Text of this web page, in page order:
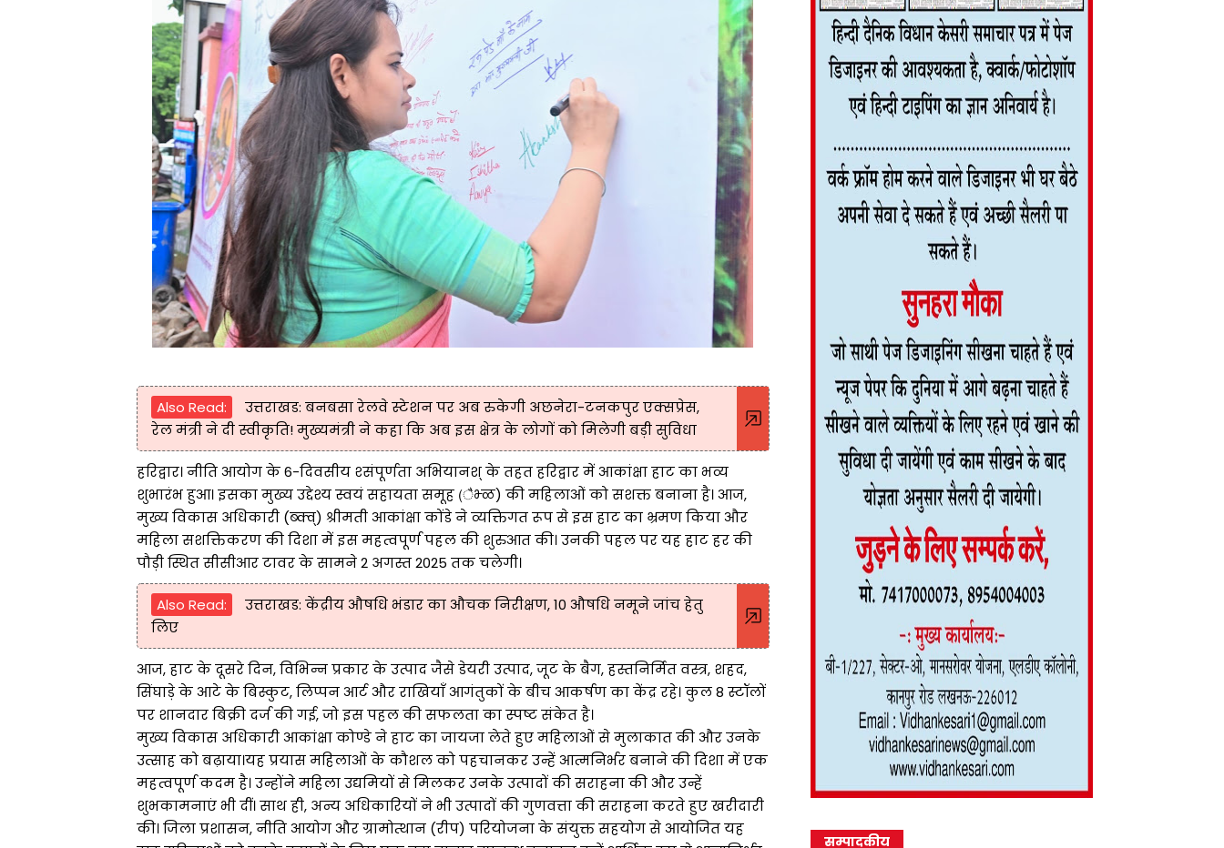
Also Read:
उत्तराखड: बनबसा रेलवे स्टेशन पर अब रुकेगी अछनेरा-टनकपुर एक्सप्रेस,
रेल मंत्री ने दी स्वीकृति! मुख्यमंत्री ने कहा कि अब इस क्षेत्र के लोगों को मिलेगी बड़ी सुविधा
हरिद्वार। नीति आयोग के 6-दिवसीय श्संपूर्णता अभियानश् के तहत हरिद्वार में आकांक्षा हाट का भव्य
शुभारंभ हुआ। इसका मुख्य उद्देश्य स्वयं सहायता समूह (ैभ्ळ) की महिलाओं को सशक्त बनाना है। आज,
मुख्य विकास अधिकारी (ब्क्व्) श्रीमती आकांक्षा कोंडे ने व्यक्तिगत रूप से इस हाट का भ्रमण किया और
महिला सशक्तिकरण की दिशा में इस महत्वपूर्ण पहल की शुरुआत की। उनकी पहल पर यह हाट हर की
पौड़ी स्थित सीसीआर टावर के सामने 2 अगस्त 2025 तक चलेगी।
Also Read:
उत्तराखड: केंद्रीय औषधि भंडार का औचक निरीक्षण, 10 औषधि नमूने जांच हेतु
लिए
आज, हाट के दूसरे दिन, विभिन्न प्रकार के उत्पाद जैसे डेयरी उत्पाद, जूट के बैग, हस्तनिर्मित वस्त्र, शहद,
सिंघाड़े के आटे के बिस्कुट, लिप्पन आर्ट और राखियाँ आगंतुकों के बीच आकर्षण का केंद्र रहे। कुल 8 स्टॉलों
पर शानदार बिक्री दर्ज की गई, जो इस पहल की सफलता का स्पष्ट संकेत है।
मुख्य विकास अधिकारी आकांक्षा कोण्डे ने हाट का जायजा लेते हुए महिलाओं से मुलाकात की और उनके
उत्साह को बढ़ाया।यह प्रयास महिलाओं के कौशल को पहचानकर उन्हें आत्मनिर्भर बनाने की दिशा में एक
महत्वपूर्ण कदम है। उन्होंने महिला उद्यमियों से मिलकर उनके उत्पादों की सराहना की और उन्हें
शुभकामनाएं भी दीं। साथ ही, अन्य अधिकारियों ने भी उत्पादों की गुणवत्ता की सराहना करते हुए खरीदारी
की। जिला प्रशासन, नीति आयोग और ग्रामोत्थान (रीप) परियोजना के संयुक्त सहयोग से आयोजित यह
सम्पादकीय